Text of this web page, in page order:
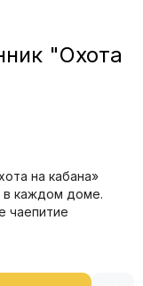
"Охота
на кабана»
в каждом доме.
чаепитие